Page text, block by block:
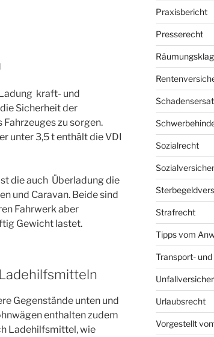
kraft- und
Sicherheit der
zu sorgen.
unter 3,5 t enthält die VDI
die auch Überladung die
und Caravan. Beide sind
Fahrwerk aber
Gewicht lastet.
Gegenstände unten und
enthalten zudem
Ladehilfsmittel, wie
Praxisbericht
Presserecht
Sozialrecht
Strafrecht
Tipps vom
Transport-
Urlaubsrecht
Vorgestellt